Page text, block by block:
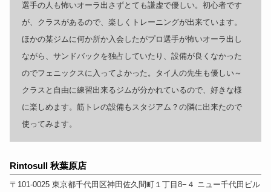
選手の人も怖いオーラ出さずとても謙虚で優しい。初心者です
が、クラスがあるので、楽しくトレーニングが出来ています。
ほかの某ジムに何か所か入会したがプロ選手が怖いオーラ出し
ながら、サンドバックを独占していたり、設備が良くなかった
のでフェニックスに入ってよかった。タイ人の先生も優しい～
クラスと自由に練習出来るジムが分かれているので、好きな様
に楽しめます。筋トレの設備もスタジアム？の隣に出来たので
使ってみます。
Rintosull 秋葉原店
〒101-0025 東京都千代田区神田佐久間町１丁目8−４ ニュー千代田ビル